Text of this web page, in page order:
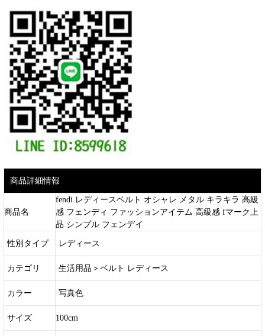
商品詳細情報
商品名
fendi レディースベルト オシャレ メタル キラキラ 高級
感 フェンディ ファッションアイテム 高級感 fマーク上
品 シンプル フェンデイ
性別タイプ レディース
カテゴリ 生活用品＞ベルト レディース
カラー 写真色
サイズ 100cm